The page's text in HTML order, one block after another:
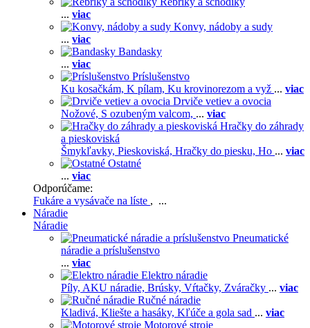
... viac
Konvy, nádoby a sudy
... viac
Bandasky
... viac
Príslušenstvo
Ku kosačkám, K pílam, Ku krovinorezom a vyž ... viac
Drviče vetiev a ovocia
Nožové, S ozubeným valcom, ... viac
Hračky do záhrady
a pieskoviská
Šmykľavky, Pieskoviská, Hračky do piesku, Ho ... viac
Ostatné
... viac
Odporúčame:
Fukáre a vysávače na líste , ...
Náradie
Náradie
Pneumatické
náradie a príslušenstvo
... viac
Elektro náradie
Píly, AKU náradie, Brúsky, Vŕtačky, Zváračky ... viac
Ručné náradie
Kladivá, Kliešte a hasáky, Kľúče a gola sad ... viac
Motorové stroje